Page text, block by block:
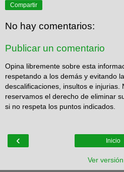
Compartir
No hay comentarios:
Publicar un comentario
Opina libremente sobre esta
respetando a los demás y evitando
descalificaciones, insultos e injurias.
reservamos el derecho de eliminar
si no respeta los puntos indicados.
‹ Inicio
Ver